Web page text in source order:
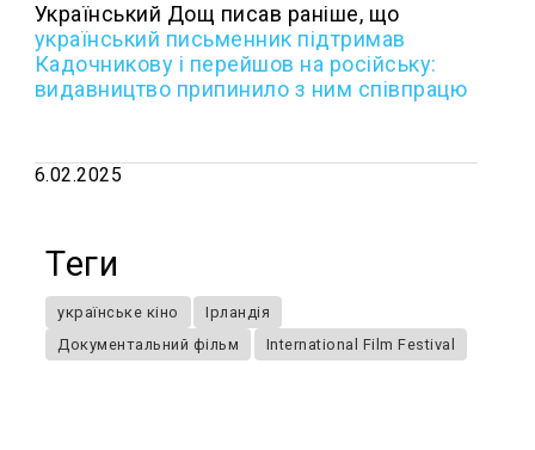
Український Дощ писав раніше, що
український письменник підтримав
Кадочникову і перейшов на російську:
видавництво припинило з ним співпрацю
6.02.2025
Теги
українське кіно
Ірландія
Документальний фільм
International Film Festival